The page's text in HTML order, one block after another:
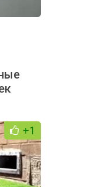
+1